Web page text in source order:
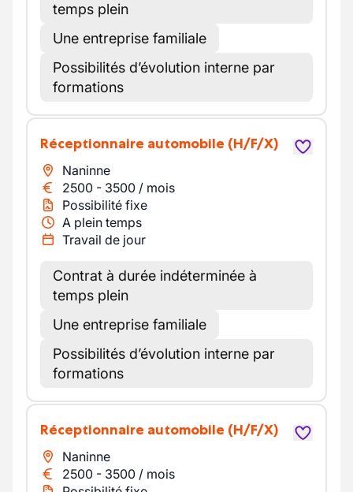
temps plein
Une entreprise familiale
Possibilités d’évolution interne par
formations
Réceptionnaire automobile (H/F/X)
Naninne
2500 - 3500 / mois
Possibilité fixe
A plein temps
Travail de jour
Contrat à durée indéterminée à
temps plein
Une entreprise familiale
Possibilités d’évolution interne par
formations
Réceptionnaire automobile (H/F/X)
Naninne
2500 - 3500 / mois